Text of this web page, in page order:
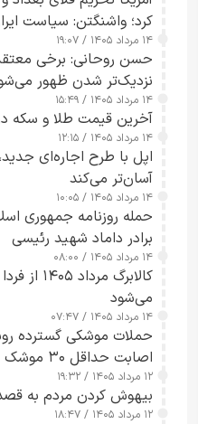
کرد؛ واشنگتن: سیاست
۱۴ مرداد ۱۴۰۵ / ۱۹:۰۷
حسن روحانی: برخی
نزدیک‌تر شدن ظهور
۱۴ مرداد ۱۴۰۵ / ۱۵:۴۹
آخرین قیمت طلا و سکه در 14 مرداد+
۱۴ مرداد ۱۴۰۵ / ۱۲:۱۵
اپل با طرح اجاره‌ای
آسان‌تر می‌کند
۱۴ مرداد ۱۴۰۵ / ۱۰:۰۵
حمله روزنامه جمهوری
برادر داماد شهید رئیسی
۱۴ مرداد ۱۴۰۵ / ۰۸:۰۰
کالابرگ
می‌شود
۱۴ مرداد ۱۴۰۵ / ۰۷:۴۷
حملات موشکی گسترده
اصابت حداقل ۳۰ موشک بالستیک+ ویدیو
۱۲ مرداد ۱۴۰۵ / ۱۹:۳۲
بیهوش کردن مردم به
۱۲ مرداد ۱۴۰۵ / ۱۸:۴۷